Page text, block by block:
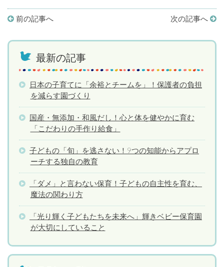
前の記事へ 次の記事へ
最新の記事
日本の子育てに「余裕とチームを」！保護者の負担
を減らす園づくり
国産・無添加・和風だし！心と体を健やかに育む
「こだわりの手作り給食」
子どもの「旬」を逃さない！9つの知能からアプロ
ーチする独自の教育
「ダメ」と言わない保育！子どもの自主性を育む、
魔法の関わり方
「光り輝く子どもたちを未来へ」輝きベビー保育園
が大切にしていること